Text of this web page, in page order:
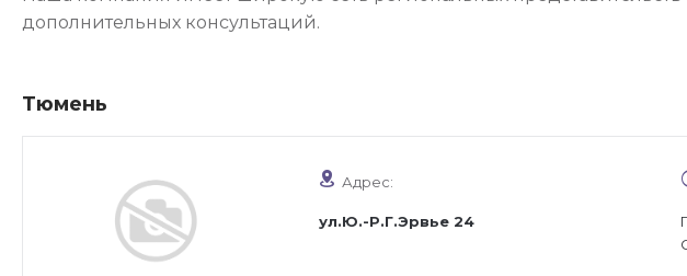
дополнительных консультаций.
Тюмень
Адрес:
ул.Ю.-Р.Г.Эрвье 24